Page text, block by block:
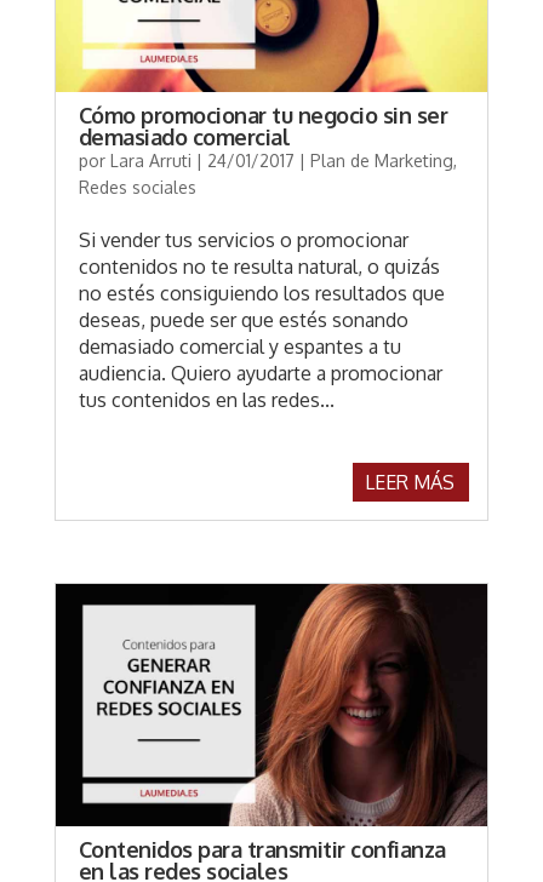
Cómo promocionar tu negocio sin ser
demasiado comercial
por Lara Arruti | 24/01/2017 | Plan de Marketing,
Redes sociales
Si vender tus servicios o promocionar
contenidos no te resulta natural, o quizás
no estés consiguiendo los resultados que
deseas, puede ser que estés sonando
demasiado comercial y espantes a tu
audiencia. Quiero ayudarte a promocionar
tus contenidos en las redes...
LEER MÁS
Contenidos para transmitir confianza
en las redes sociales